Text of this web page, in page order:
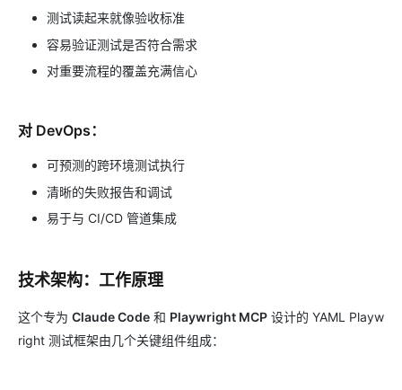
测试读起来就像验收标准
容易验证测试是否符合需求
对重要流程的覆盖充满信心
对 DevOps：
可预测的跨环境测试执行
清晰的失败报告和调试
易于与 CI/CD 管道集成
技术架构：工作原理
这个专为 Claude Code 和 Playwright MCP 设计的 YAML Playw
right 测试框架由几个关键组件组成：